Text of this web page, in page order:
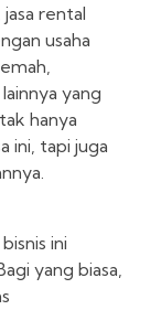
rental
usaha
yang
hanya
ini, tapi juga
ini
yang biasa,